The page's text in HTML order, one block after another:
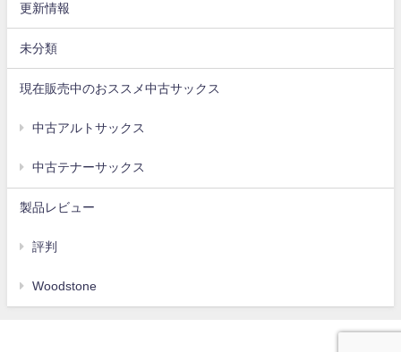
更新情報
未分類
現在販売中のおススメ中古サックス
中古アルトサックス
中古テナーサックス
製品レビュー
評判
Woodstone